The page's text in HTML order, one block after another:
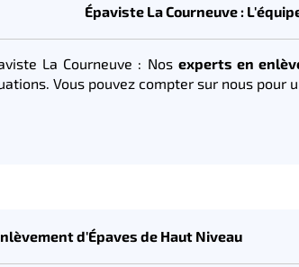
Épaviste La Courneuve :
La Courneuve : Nos experts en
Vous pouvez compter sur nous pour
d'Épaves de Haut Niveau